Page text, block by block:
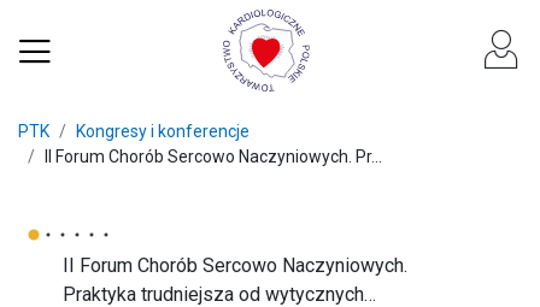
PTK
Kongresy i konferencje
II Forum Chorób Sercowo Naczyniowych. Pr...
II Forum Chorób Sercowo Naczyniowych.
Praktyka trudniejsza od wytycznych…